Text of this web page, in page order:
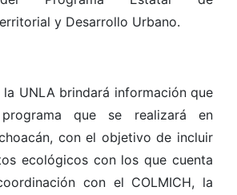
y Desarrollo Urbano.
la UNLA brindará información que
que se realizará en
con el objetivo de incluir
ecológicos con los que cuenta
con el COLMICH, la